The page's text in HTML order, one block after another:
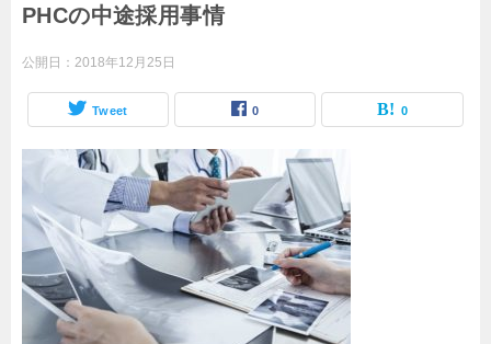
PHCの中途採用事情
公開日： 2018年12月25日
Tweet 0 0